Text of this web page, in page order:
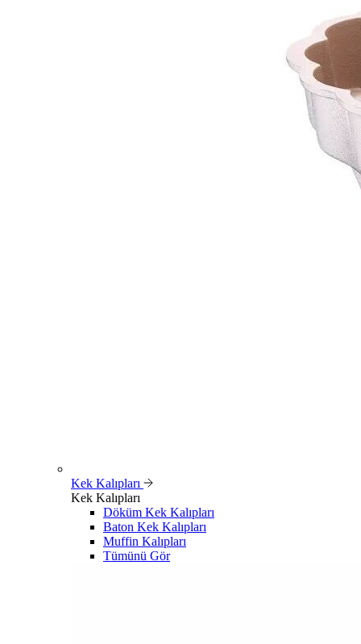
Kek Kalıpları
Kek Kalıpları
Döküm Kek Kalıpları
Baton Kek Kalıpları
Muffin Kalıpları
Tümünü Gör